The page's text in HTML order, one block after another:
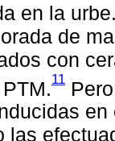
en la
de
con
11
las